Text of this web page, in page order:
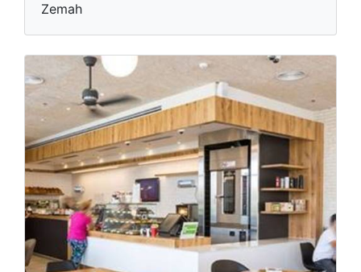
Zemah